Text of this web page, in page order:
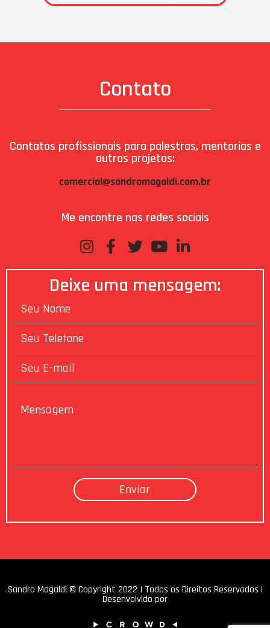
Contato
Contatos profissionais para palestras, mentorias e
outros projetos:
comercial@sandromagaldi.com.br
Me encontre nas redes sociais
Deixe uma mensagem:
Sandro Magaldi © Copyright 2022 I Todos os Direitos Reservados |
Desenvolvido por